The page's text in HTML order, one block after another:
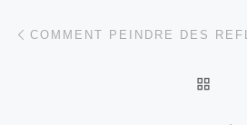
Parcourir les articles